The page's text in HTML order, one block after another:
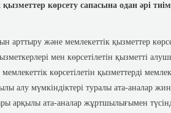
көрсету сапасына одан әрі
арттыру және мемлекеттік қызметтер
мен көрсетілетін қызметті
көрсетілетін қызметтерді
алу мүмкіндіктері туралы ата-аналар
арқылы ата-аналар жұртшылығымен